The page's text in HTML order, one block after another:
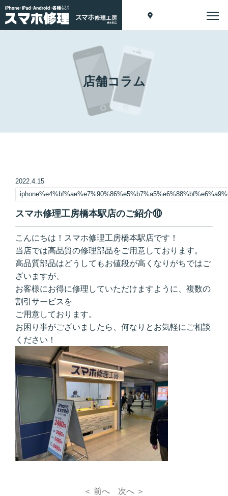
店舗コラム
2022.4.15
スマホ修理工房橋本駅店のご紹介⑩
こんにちは！スマホ修理工房橋本駅店です！
当店では高品質の修理部品をご用意しております。
高品質部品はどうしてもお値段が高くなりがちではご
ざいますが、
お客様にお得に修理していただけますように、複数の
割引サービスを
ご用意しております。
お困り事がございましたら、何なりとお気軽にご相談
ください！
＜ 前へ 次へ ＞